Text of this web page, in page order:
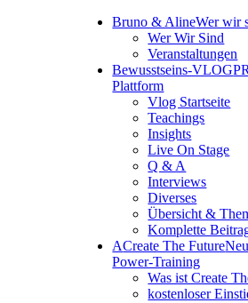
Bruno & AlineWer wir
Wer Wir Sind
Veranstaltungen
Bewusstseins-VLOG
Plattform
Vlog Startseite
Teachings
Insights
Live On Stage
Q & A
Interviews
Diverses
Übersicht &
Komplette
ACreate The Future
Power-Training
Was ist Create
kostenloser